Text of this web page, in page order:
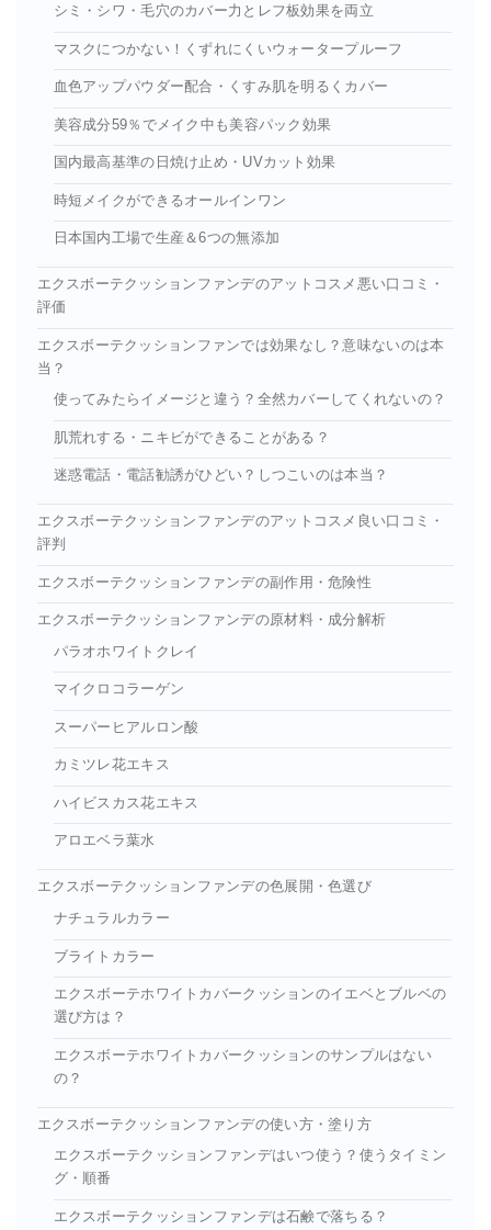
シミ・シワ・毛穴のカバー力とレフ板効果を両立
マスクにつかない！くずれにくいウォータープルーフ
血色アップパウダー配合・くすみ肌を明るくカバー
美容成分59％でメイク中も美容パック効果
国内最高基準の日焼け止め・UVカット効果
時短メイクができるオールインワン
日本国内工場で生産＆6つの無添加
エクスボーテクッションファンデのアットコスメ悪い口コミ・
評価
エクスボーテクッションファンでは効果なし？意味ないのは本
当？
使ってみたらイメージと違う？全然カバーしてくれないの？
肌荒れする・ニキビができることがある？
迷惑電話・電話勧誘がひどい？しつこいのは本当？
エクスボーテクッションファンデのアットコスメ良い口コミ・
評判
エクスボーテクッションファンデの副作用・危険性
エクスボーテクッションファンデの原材料・成分解析
パラオホワイトクレイ
マイクロコラーゲン
スーパーヒアルロン酸
カミツレ花エキス
ハイビスカス花エキス
アロエベラ葉水
エクスボーテクッションファンデの色展開・色選び
ナチュラルカラー
ブライトカラー
エクスボーテホワイトカバークッションのイエベとブルベの
選び方は？
エクスボーテホワイトカバークッションのサンプルはない
の？
エクスボーテクッションファンデの使い方・塗り方
エクスボーテクッションファンデはいつ使う？使うタイミン
グ・順番
エクスボーテクッションファンデは石鹸で落ちる？